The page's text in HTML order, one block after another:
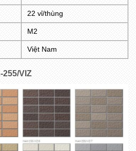
22 vỉ/thùng
M2
Việt Nam
255/VIZ